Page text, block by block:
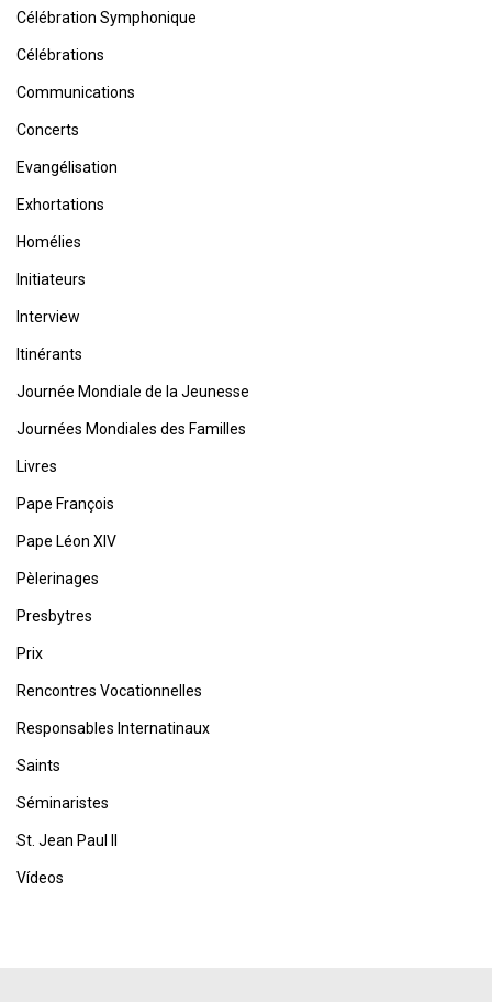
Célébration Symphonique
Célébrations
Communications
Concerts
Evangélisation
Exhortations
Homélies
Initiateurs
Interview
Itinérants
Journée Mondiale de la Jeunesse
Journées Mondiales des Familles
Livres
Pape François
Pape Léon XIV
Pèlerinages
Presbytres
Prix
Rencontres Vocationnelles
Responsables Internatinaux
Saints
Séminaristes
St. Jean Paul II
Vídeos